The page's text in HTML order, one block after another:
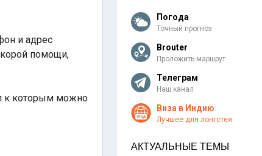
и адрес
помощи,
к которым можно
Погода
Точный прогноз
Brouter
Проложить маршрут
Телеграм
Наш канал
Виза в Индию
Лучшее для лонгстея
АКТУАЛЬНЫЕ ТЕМЫ